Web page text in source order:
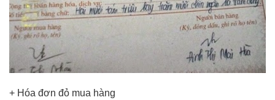
+ Hóa đơn đỏ mua hàng